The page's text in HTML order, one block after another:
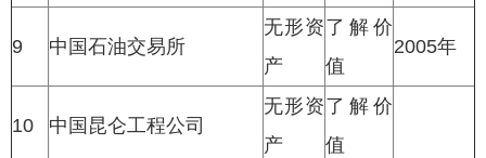
9 中国石油交易所
无形资
产
了解价
值
2005年
10 中国昆仑工程公司
无形资
产
了解价
值